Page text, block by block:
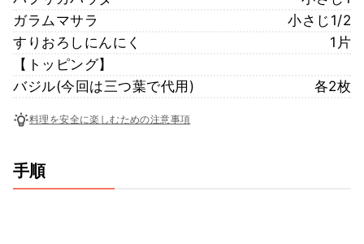
ガラムマサラ
小さじ1/2
すりおろしにんにく
1片
【トッピング】
バジル(今回は三つ葉で代用)
各2枚
料理を安全に楽しむための注意事項
手順